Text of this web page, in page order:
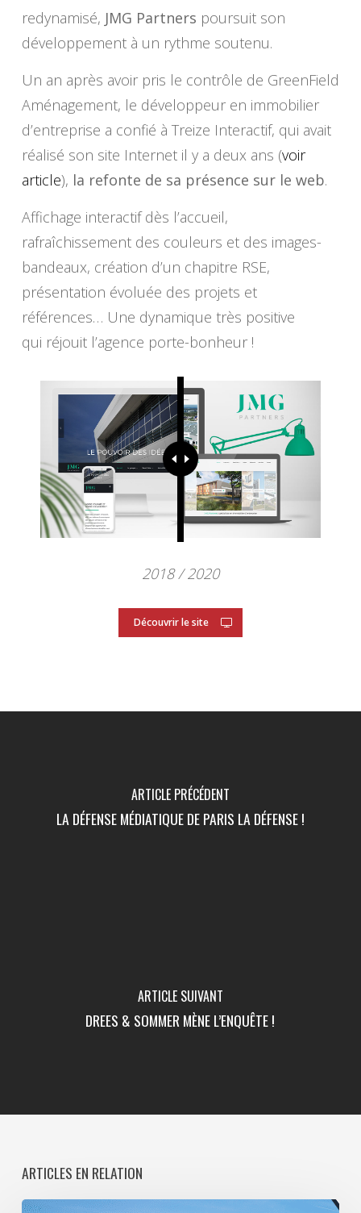
redynamisé, JMG Partners poursuit son
développement à un rythme soutenu.
Un an après avoir pris le contrôle de GreenField
Aménagement, le développeur en immobilier
d’entreprise a confié à Treize Interactif, qui avait
réalisé son site Internet il y a deux ans (voir
article), la refonte de sa présence sur le web.
Affichage interactif dès l’accueil,
rafraîchissement des couleurs et des images-
bandeaux, création d’un chapitre RSE,
présentation évoluée des projets et
références… Une dynamique très positive
qui réjouit l’agence porte-bonheur !
2018 / 2020
Découvrir le site
ARTICLE PRÉCÉDENT
LA DÉFENSE MÉDIATIQUE DE PARIS LA DÉFENSE !
ARTICLE SUIVANT
DREES & SOMMER MÈNE L’ENQUÊTE !
ARTICLES EN RELATION
Paris